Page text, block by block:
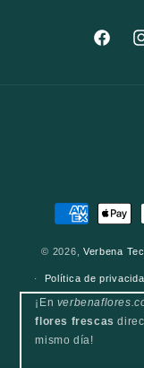
Formas de
© 2026, Verbena
Política de
¡En
flores frescas
mismo día!